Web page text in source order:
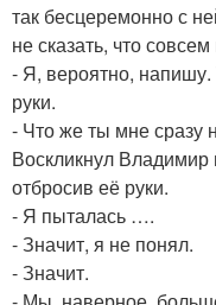
так бесцеремонно с
не сказать, что
- Я, вероятно, напишу.
руки.
- Что же ты мне сразу
Воскликнул Владимир
отбросив её руки.
- Я пыталась ….
- Значит, я не понял.
- Значит.